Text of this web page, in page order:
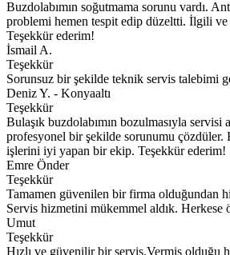
Buzdolabımın soğutmama sorunu vardı.
problemi hemen tespit edip düzeltti. İlgili ve
Teşekkür ederim!
İsmail A.
Teşekkür
Sorunsuz bir şekilde teknik servis talebimi
Deniz Y. - Konyaaltı
Teşekkür
Bulaşık buzdolabımın bozulmasıyla servisi
profesyonel bir şekilde sorunumu çözdüler.
işlerini iyi yapan bir ekip. Teşekkür ederim!
Emre Önder
Teşekkür
Tamamen güvenilen bir firma olduğundan
Servis hizmetini mükemmel aldık. Herkese
Umut
Teşekkür
Hızlı ve güvenilir bir servis.Vermiş olduğu